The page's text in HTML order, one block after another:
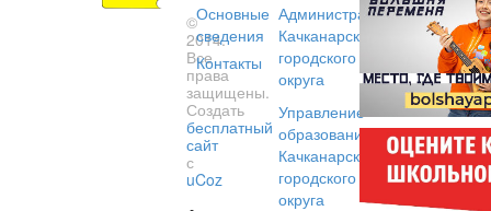
©
2014.
Все
права
защищены.
Создать
бесплатный
сайт
с
uCoz
Основные
сведения
Контакты
Администрация
Качканарского
городского
округа
Управление
образованием
Качканарского
городского
округа